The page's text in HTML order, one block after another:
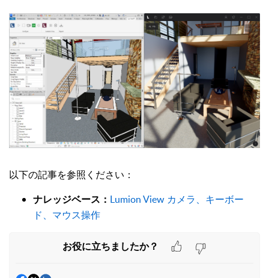
以下の記事を参照ください：
ナレッジベース： Lumion View カメラ、キーボー
ド、マウス操作
お役に立ちましたか？